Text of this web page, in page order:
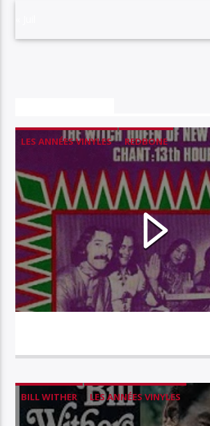
LES ANNÉES VINYLES REDBONE
BILL WITHER LES ANNÉES VINYLES